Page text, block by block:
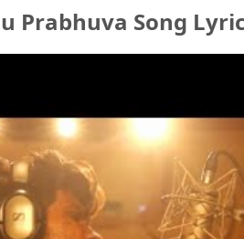
Prabhuva Song